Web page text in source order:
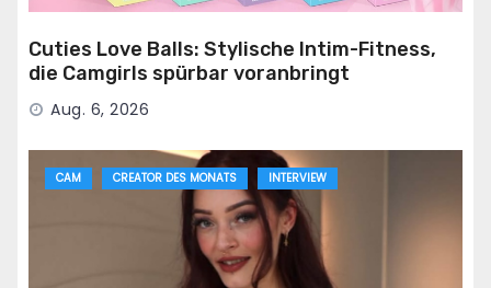
Cuties Love Balls: Stylische Intim-Fitness,
die Camgirls spürbar voranbringt
Aug. 6, 2026
CAM CREATOR DES MONATS INTERVIEW